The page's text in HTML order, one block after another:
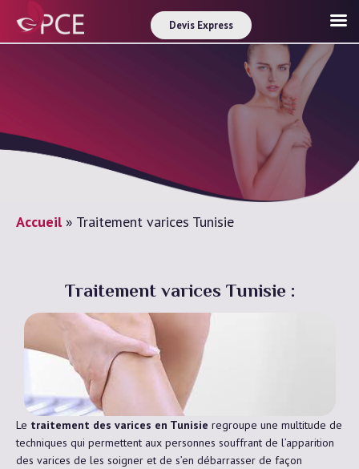
Accueil» Traitement varices Tunisie
Traitement varices Tunisie :
Le traitement des varices en Tunisie regroupe une multitude de
techniques qui permettent aux personnes souffrant de l’apparition
des varices de les soigner et de s’en débarrasser de façon
Devis Express